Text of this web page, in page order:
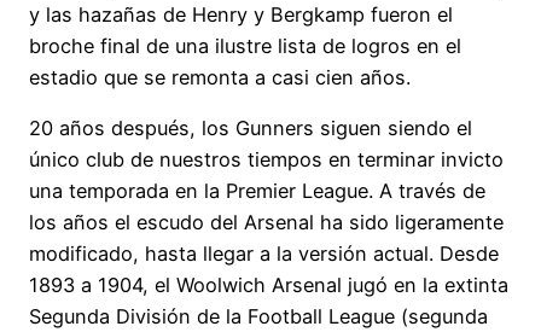
y las hazañas de Henry y Bergkamp fueron el
broche final de una ilustre lista de logros en el
estadio que se remonta a casi cien años.
20 años después, los Gunners siguen siendo el
único club de nuestros tiempos en terminar invicto
una temporada en la Premier League. A través de
los años el escudo del Arsenal ha sido ligeramente
modificado, hasta llegar a la versión actual. Desde
1893 a 1904, el Woolwich Arsenal jugó en la extinta
Segunda División de la Football League (segunda